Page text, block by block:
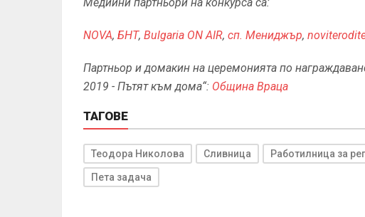
NOVA, БНТ, Bulgaria ON AIR, сп. Мениджър,
Партньор и домакин на церемонията по
2019 - Пътят към дома“: Община Враца
ТАГОВЕ
Теодора Николова Сливница Работилница за
Пета задача